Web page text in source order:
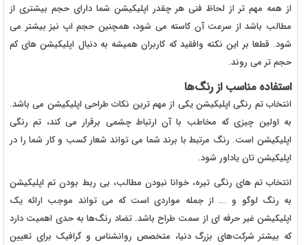
از همه مهم تر از لحاظ فنی هر چقدر اپلیکیشن شما دارای حجم بیشتری از
مطالب باشد از سرعت آن کاسته می شود، همچنین حجم اپ نیز بیشتر می
شود. قطعا بر این نکته وافقید که کاربران همیشه به دنبال اپلیکیشن های کم
حجم تر می روند.
استفاده مناسب از رنگ‌ها
انتخاب تم رنگی اپلیکیشن یکی از مهم ترین نکات طراحی اپلیکیشن می باشد.
به اولین چیزی که مخاطب با آن ارتباط چشمی برقرار می کند، تم رنگی
اپلیکیشن است. رنگ مرتبط با برند شما می تواند شعار کسب و کار شما را در
اپلیکیشن تان یاداور شود.
انتخاب تم های رنگی تیره، خوانا نبودن مطالب، بی ربط بودن تم اپلیکیشن
به رنگ لوگو و ... از جمله مواردی است که می تواند موجب ارائه یک
اپلیکیشن غیر حرفه ای از سمت طراح باشد. تضاد رنگ‌ها به حدی اهمیت دارد
که بیشتر شرکت‌های بزرگ دنیا، متخصص روانشناس و گرافیک برای تعیین